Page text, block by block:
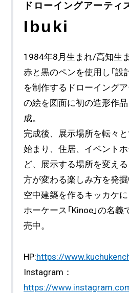
ドローイングアーティ
Ibuki
1984年8月生まれ/高知生
赤と黒のペンを使用し「設
を制作するドローイング
の絵を図面に初の造形作品
成。
完成後、展示場所を転々
始まり、住居、イベント
ど、展示する場所を変え
方が変わる楽しみ方を発掘
空中建築を作るキッカケ
ホーケース「Kinoe」の名
売中。
HP:https://
Instagram：
https://